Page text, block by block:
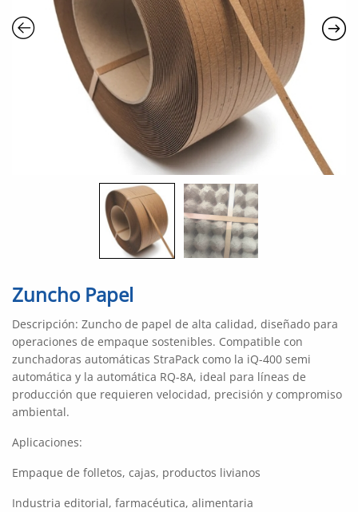
Zuncho Papel
Descripción: Zuncho de papel de alta calidad, diseñado para
operaciones de empaque sostenibles. Compatible con
zunchadoras automáticas StraPack como la iQ-400 semi
automática y la automática RQ-8A, ideal para líneas de
producción que requieren velocidad, precisión y compromiso
ambiental.
Aplicaciones:
Empaque de folletos, cajas, productos livianos
Industria editorial, farmacéutica, alimentaria